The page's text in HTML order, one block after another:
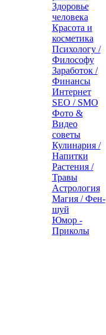
Здоровье
человека
Красота и
косметика
Психологу /
Философу
Заработок /
Финансы
Интернет
SEO / SMO
Фото &
Видео
советы
Кулинария /
Напитки
Растения /
Травы
Астрология
Магия / Фен-
шуй
Юмор -
Приколы